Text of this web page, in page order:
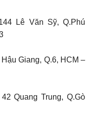
Lê Văn Sỹ, Q.Phú
Giang, Q.6, HCM –
Quang Trung, Q.Gò